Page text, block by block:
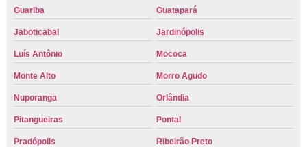
Guariba Guatapará
Jaboticabal Jardinópolis
Luís Antônio Mococa
Monte Alto Morro Agudo
Nuporanga Orlândia
Pitangueiras Pontal
Pradópolis Ribeirão Preto